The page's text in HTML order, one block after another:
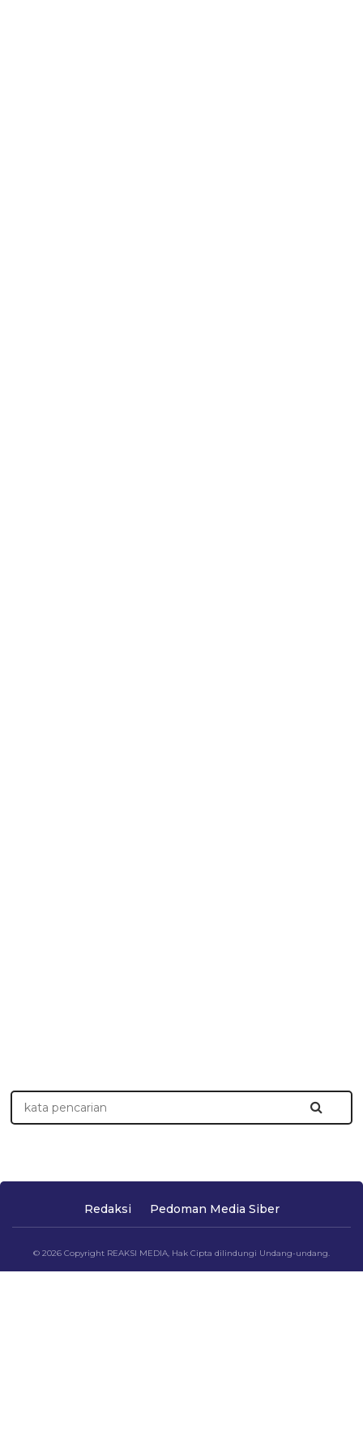
Redaksi Pedoman Media Siber
© 2026 Copyright REAKSI MEDIA, Hak Cipta dilindungi Undang-undang.